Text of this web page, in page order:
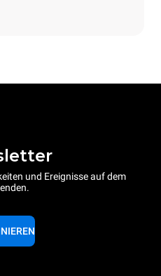
und Ereignisse auf dem